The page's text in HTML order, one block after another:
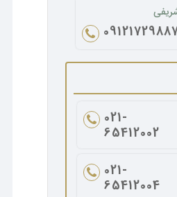
021-
65412002
021-
65412004